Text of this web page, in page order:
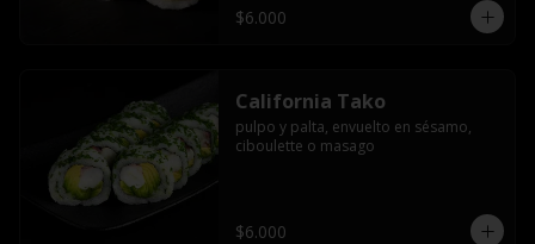
$6.000
California Tako
pulpo y palta, envuelto en sésamo,
ciboulette o masago
$6.000